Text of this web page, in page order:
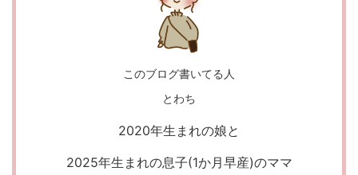
このブログ書いてる人
とわち
2020年生まれの娘と
2025年生まれの息子(1か月早産)のママ